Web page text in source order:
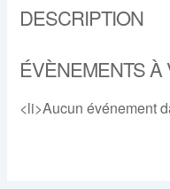
DESCRIPTION
ÉVÈNEMENTS À
<li>Aucun événement